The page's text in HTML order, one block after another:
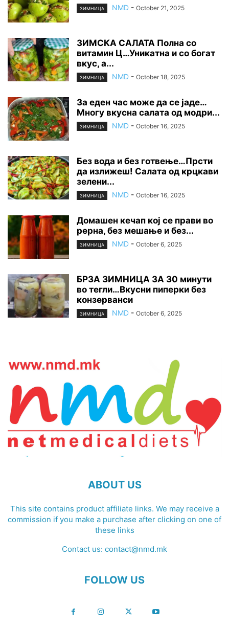
ЗИМНИЦА NMD - October 21, 2025
ЗИМСКА САЛАТА Полна со
витамин Ц…Уникатна и со богат
вкус, а...
ЗИМНИЦА NMD - October 18, 2025
За еден час може да се јаде…
Многу вкусна салата од модри...
ЗИМНИЦА NMD - October 16, 2025
Без вода и без готвење…Прсти
да излижеш! Салата од крцкави
зелени...
ЗИМНИЦА NMD - October 16, 2025
Домашен кечап кој се прави во
рерна, без мешање и без...
ЗИМНИЦА NMD - October 6, 2025
БРЗА ЗИМНИЦА ЗА 30 минути
во тегли…Вкусни пиперки без
конзерванси
ЗИМНИЦА NMD - October 6, 2025
ABOUT US
This site contains product affiliate links. We may receive a
commission if you make a purchase after clicking on one of
these links
Contact us: contact@nmd.mk
FOLLOW US